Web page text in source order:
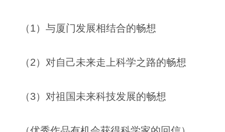
（1）与厦门发展相结合的畅想
（2）对自己未来走上科学之路的畅想
（3）对祖国未来科技发展的畅想